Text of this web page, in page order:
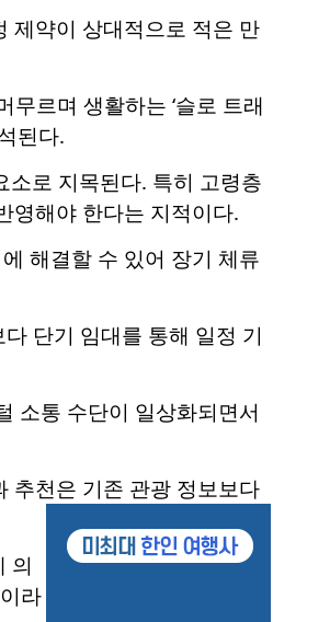
제약이 상대적으로 적은 만
무르며 생활하는 ‘슬로 트래
된다.
소로 지목된다. 특히 고령층
영해야 한다는 지적이다.
해결할 수 있어 장기 체류
단기 임대를 통해 일정 기
소통 수단이 일상화되면서
추천은 기존 관광 정보보다
의
라